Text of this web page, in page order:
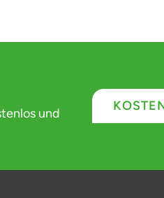
und